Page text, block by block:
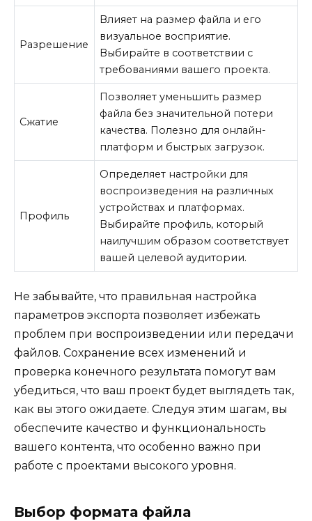
Разрешение
Влияет на размер файла и его
визуальное восприятие.
Выбирайте в соответствии с
требованиями вашего проекта.
Сжатие
Позволяет уменьшить размер
файла без значительной потери
качества. Полезно для онлайн-
платформ и быстрых загрузок.
Профиль
Определяет настройки для
воспроизведения на различных
устройствах и платформах.
Выбирайте профиль, который
наилучшим образом соответствует
вашей целевой аудитории.
Не забывайте, что правильная настройка
параметров экспорта позволяет избежать
проблем при воспроизведении или передачи
файлов. Сохранение всех изменений и
проверка конечного результата помогут вам
убедиться, что ваш проект будет выглядеть так,
как вы этого ожидаете. Следуя этим шагам, вы
обеспечите качество и функциональность
вашего контента, что особенно важно при
работе с проектами высокого уровня.
Выбор формата файла